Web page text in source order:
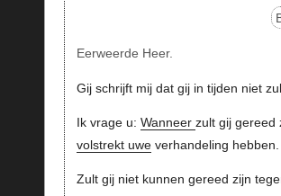
Eerweerde Heer.
Gij schrijft mij dat gij in tijden niet
Ik vrage u: Wanneer zult gij gereed
volstrekt uweverhandeling hebben.
Zult gij niet kunnen gereed zijn